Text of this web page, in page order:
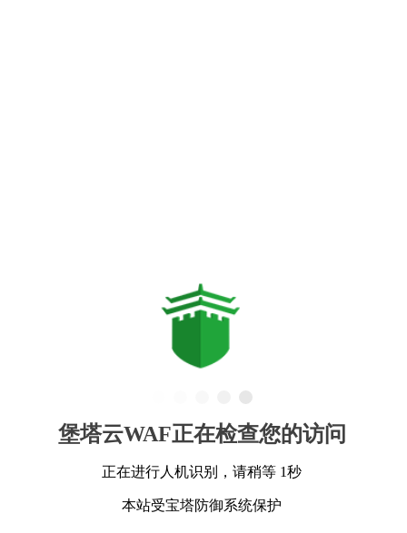
堡塔云WAF正在检查您的访问
正在进行人机识别，请稍等 1秒
本站受宝塔防御系统保护